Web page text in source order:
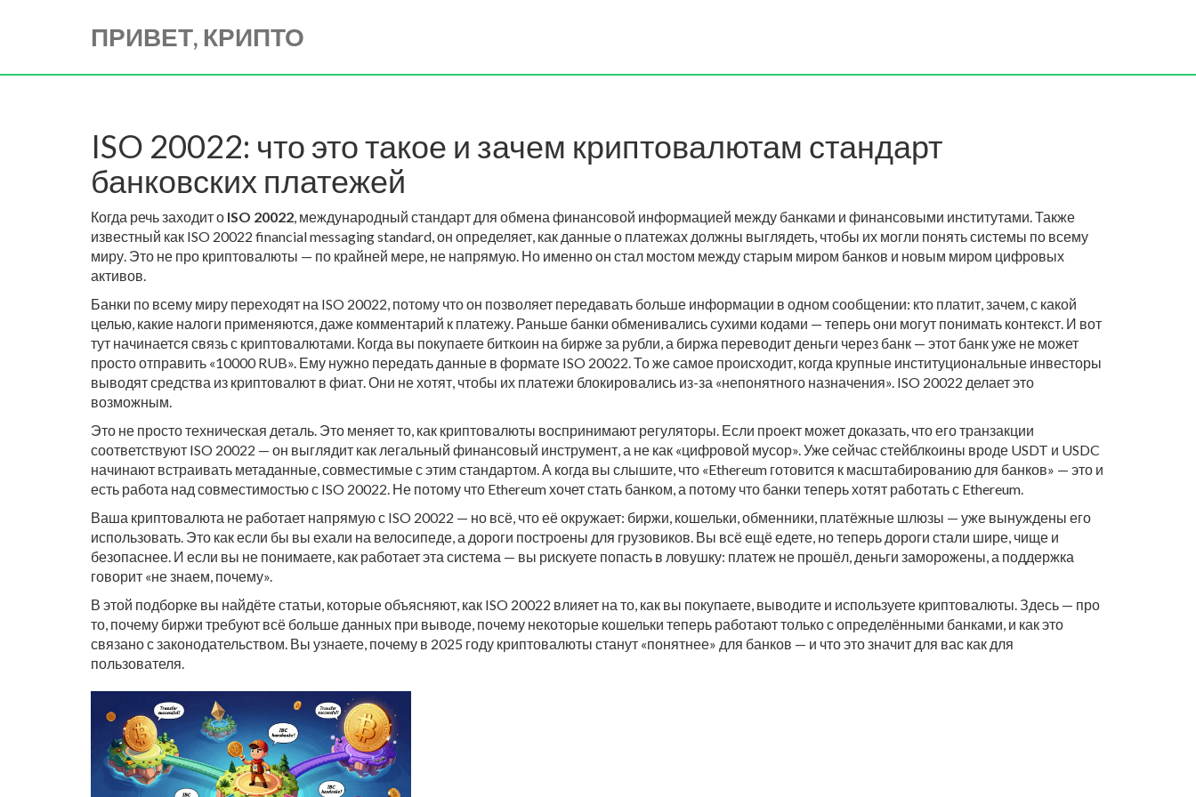
ПРИВЕТ, КРИПТО
ISO 20022: что это такое и зачем криптовалютам стандарт
банковских платежей
Когда речь заходит о ISO 20022, международный стандарт для обмена финансовой информацией между банками и финансовыми институтами. Также
известный как ISO 20022 financial messaging standard, он определяет, как данные о платежах должны выглядеть, чтобы их могли понять системы по всему
миру. Это не про криптовалюты — по крайней мере, не напрямую. Но именно он стал мостом между старым миром банков и новым миром цифровых
активов.
Банки по всему миру переходят на ISO 20022, потому что он позволяет передавать больше информации в одном сообщении: кто платит, зачем, с какой
целью, какие налоги применяются, даже комментарий к платежу. Раньше банки обменивались сухими кодами — теперь они могут понимать контекст. И вот
тут начинается связь с криптовалютами. Когда вы покупаете биткоин на бирже за рубли, а биржа переводит деньги через банк — этот банк уже не может
просто отправить «10000 RUB». Ему нужно передать данные в формате ISO 20022. То же самое происходит, когда крупные институциональные инвесторы
выводят средства из криптовалют в фиат. Они не хотят, чтобы их платежи блокировались из-за «непонятного назначения». ISO 20022 делает это
возможным.
Это не просто техническая деталь. Это меняет то, как криптовалюты воспринимают регуляторы. Если проект может доказать, что его транзакции
соответствуют ISO 20022 — он выглядит как легальный финансовый инструмент, а не как «цифровой мусор». Уже сейчас стейблкоины вроде USDT и USDC
начинают встраивать метаданные, совместимые с этим стандартом. А когда вы слышите, что «Ethereum готовится к масштабированию для банков» — это и
есть работа над совместимостью с ISO 20022. Не потому что Ethereum хочет стать банком, а потому что банки теперь хотят работать с Ethereum.
Ваша криптовалюта не работает напрямую с ISO 20022 — но всё, что её окружает: биржи, кошельки, обменники, платёжные шлюзы — уже вынуждены его
использовать. Это как если бы вы ехали на велосипеде, а дороги построены для грузовиков. Вы всё ещё едете, но теперь дороги стали шире, чище и
безопаснее. И если вы не понимаете, как работает эта система — вы рискуете попасть в ловушку: платеж не прошёл, деньги заморожены, а поддержка
говорит «не знаем, почему».
В этой подборке вы найдёте статьи, которые объясняют, как ISO 20022 влияет на то, как вы покупаете, выводите и используете криптовалюты. Здесь — про
то, почему биржи требуют всё больше данных при выводе, почему некоторые кошельки теперь работают только с определёнными банками, и как это
связано с законодательством. Вы узнаете, почему в 2025 году криптовалюты станут «понятнее» для банков — и что это значит для вас как для
пользователя.